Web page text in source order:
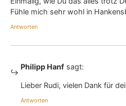
Fühle mich sehr wohl in
Antworten
Philipp Hanf sagt:
Lieber Rudi, vielen Dank für
Antworten